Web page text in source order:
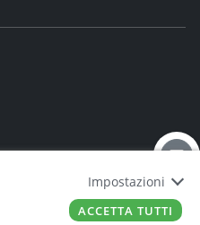
00221490238
Impostazioni
ACCETTA TUTTI